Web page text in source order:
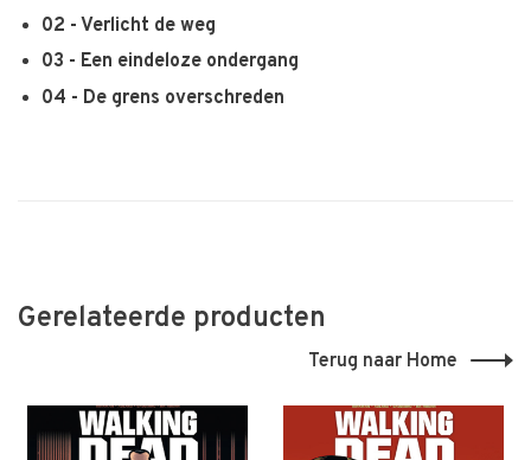
02 - Verlicht de weg
03 - Een eindeloze ondergang
04 - De grens overschreden
Gerelateerde producten
Terug naar Home